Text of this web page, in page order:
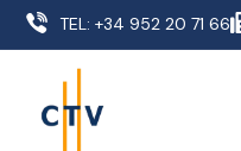
TEL: +34 952 20 71 66